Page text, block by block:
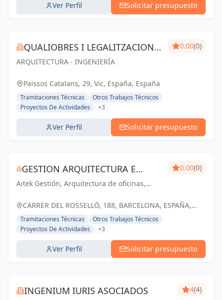
Ver Perfil Solicitar presupuesto
QUALIOBRES I LEGALITZACIONS
SL
ARQUITECTURA - INGENIERÍA
0.00(0)
Paissos Catalans, 29, Vic, España, España
Tramitaciones Técnicas
Otros Trabajos Técnicos
Proyectos De Actividades
+3
Ver Perfil Solicitar presupuesto
GESTION ARQUITECTURA E
INGENIERIA AITEK SL
Aitek Gestión, Arquitectura de oficinas,
0.00(0)
CARRER DEL ROSSELLÓ, 188, BARCELONA, ESPAÑA,
España
Tramitaciones Técnicas
Otros Trabajos Técnicos
Proyectos De Actividades
+3
Ver Perfil Solicitar presupuesto
INGENIUM IURIS ASOCIADOS 4(4)